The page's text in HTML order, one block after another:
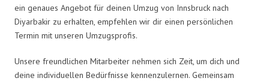
ein genaues Angebot für deinen Umzug von Innsbruck nach
Diyarbakir zu erhalten, empfehlen wir dir einen persönlichen
Termin mit unseren Umzugsprofis.
Unsere freundlichen Mitarbeiter nehmen sich Zeit, um dich und
deine individuellen Bedürfnisse kennenzulernen. Gemeinsam